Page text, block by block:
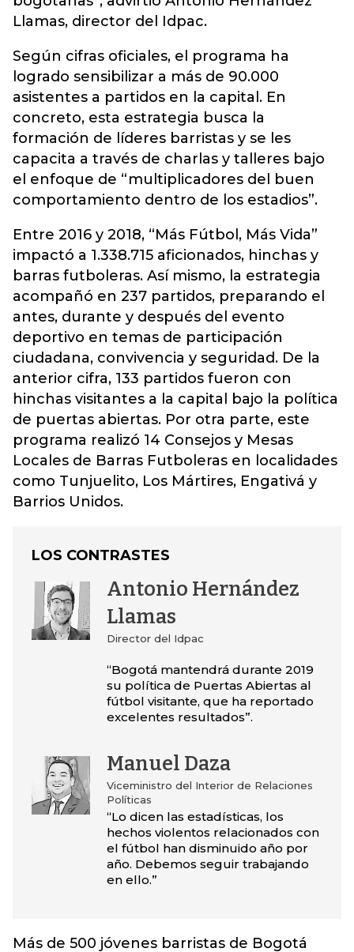
Llamas, director del Idpac.
Según cifras oficiales, el programa ha
logrado sensibilizar a más de 90.000
asistentes a partidos en la capital. En
concreto, esta estrategia busca la
formación de líderes barristas y se les
capacita a través de charlas y talleres bajo
el enfoque de “multiplicadores del buen
comportamiento dentro de los estadios”.
Entre 2016 y 2018, “Más Fútbol, Más Vida”
impactó a 1.338.715 aficionados, hinchas y
barras futboleras. Así mismo, la estrategia
acompañó en 237 partidos, preparando el
antes, durante y después del evento
deportivo en temas de participación
ciudadana, convivencia y seguridad. De la
anterior cifra, 133 partidos fueron con
hinchas visitantes a la capital bajo la política
de puertas abiertas. Por otra parte, este
programa realizó 14 Consejos y Mesas
Locales de Barras Futboleras en localidades
como Tunjuelito, Los Mártires, Engativá y
Barrios Unidos.
LOS CONTRASTES
Antonio Hernández
Llamas
Director del Idpac
“Bogotá mantendrá durante 2019
su política de Puertas Abiertas al
fútbol visitante, que ha reportado
excelentes resultados”.
Manuel Daza
Viceministro del Interior de Relaciones
Políticas
“Lo dicen las estadísticas, los
hechos violentos relacionados con
el fútbol han disminuido año por
año. Debemos seguir trabajando
en ello.”
Más de 500 jóvenes barristas de Bogotá